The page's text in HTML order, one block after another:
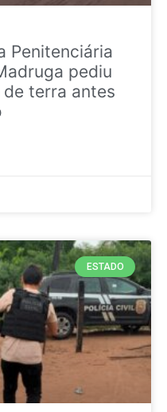
Penitenciária
pediu
terra antes
ESTADO